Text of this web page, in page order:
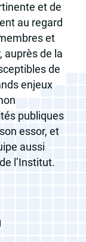
et de
au regard
et
auprès de la
de
enjeux
publiques
essor, et
aussi
l’Institut.